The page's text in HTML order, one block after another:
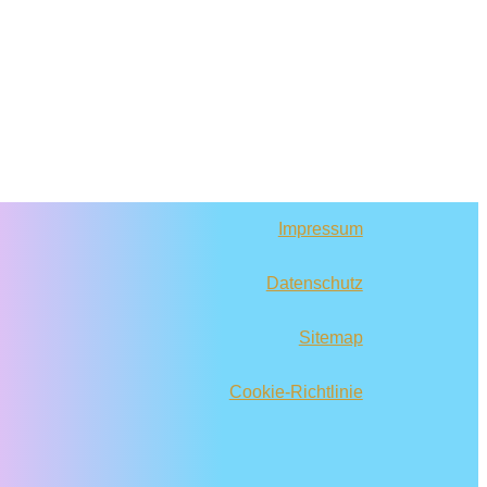
Impressum
Datenschutz
Sitemap
Cookie-Richtlinie